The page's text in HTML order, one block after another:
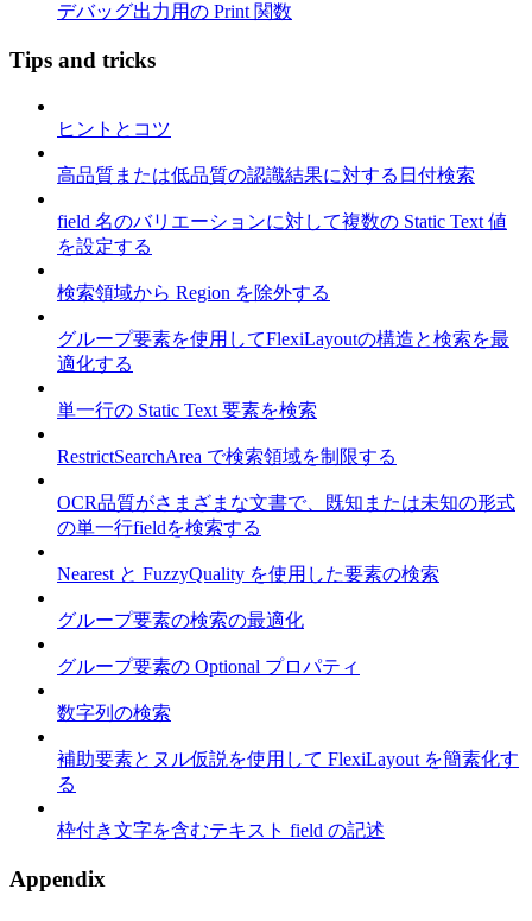
デバッグ出力用の Print 関数
Tips and tricks
ヒントとコツ
高品質または低品質の認識結果に対する日付検索
field 名のバリエーションに対して複数の Static Text 値
を設定する
検索領域から Region を除外する
グループ要素を使用してFlexiLayoutの構造と検索を最
適化する
単一行の Static Text 要素を検索
RestrictSearchArea で検索領域を制限する
OCR品質がさまざまな文書で、既知または未知の形式
の単一行fieldを検索する
Nearest と FuzzyQuality を使用した要素の検索
グループ要素の検索の最適化
グループ要素の Optional プロパティ
数字列の検索
補助要素とヌル仮説を使用して FlexiLayout を簡素化す
る
枠付き文字を含むテキスト field の記述
Appendix